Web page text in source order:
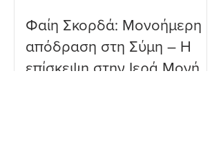
Φαίη Σκορδά: Μονοήμερη
απόδραση στη Σύμη – Η
επίσκεψη στην Ιερά Μονή